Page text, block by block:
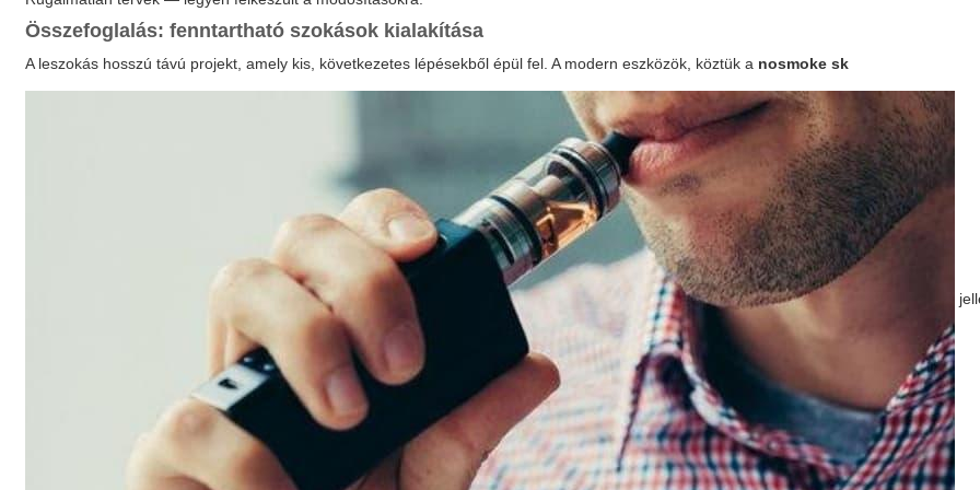
Összefoglalás: fenntartható szokások kialakítása
A leszokás hosszú távú projekt, amely kis, következetes lépésekből épül fel. A modern eszközök, köztük a nosmoke sk